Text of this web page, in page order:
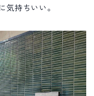
持ちいい。